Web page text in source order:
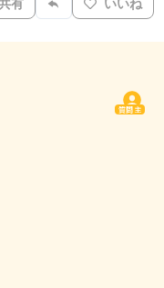
有 いいね
質問主